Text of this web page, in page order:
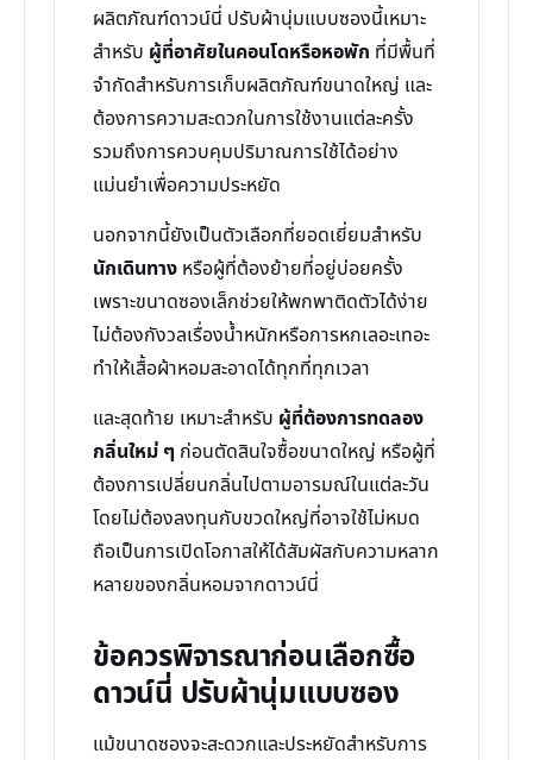
ผลิตภัณฑ์ดาวน์นี่ ปรับผ้านุ่มแบบซองนี้เหมาะ
สำหรับ ผู้ที่อาศัยในคอนโดหรือหอพัก ที่มีพื้นที่
จำกัดสำหรับการเก็บผลิตภัณฑ์ขนาดใหญ่ และ
ต้องการความสะดวกในการใช้งานแต่ละครั้ง
รวมถึงการควบคุมปริมาณการใช้ได้อย่าง
แม่นยำเพื่อความประหยัด
นอกจากนี้ยังเป็นตัวเลือกที่ยอดเยี่ยมสำหรับ
นักเดินทาง หรือผู้ที่ต้องย้ายที่อยู่บ่อยครั้ง
เพราะขนาดซองเล็กช่วยให้พกพาติดตัวได้ง่าย
ไม่ต้องกังวลเรื่องน้ำหนักหรือการหกเลอะเทอะ
ทำให้เสื้อผ้าหอมสะอาดได้ทุกที่ทุกเวลา
และสุดท้าย เหมาะสำหรับ ผู้ที่ต้องการทดลอง
กลิ่นใหม่ ๆ ก่อนตัดสินใจซื้อขนาดใหญ่ หรือผู้ที่
ต้องการเปลี่ยนกลิ่นไปตามอารมณ์ในแต่ละวัน
โดยไม่ต้องลงทุนกับขวดใหญ่ที่อาจใช้ไม่หมด
ถือเป็นการเปิดโอกาสให้ได้สัมผัสกับความหลาก
หลายของกลิ่นหอมจากดาวน์นี่
ข้อควรพิจารณาก่อนเลือกซื้อ
ดาวน์นี่ ปรับผ้านุ่มแบบซอง
แม้ขนาดซองจะสะดวกและประหยัดสำหรับการ